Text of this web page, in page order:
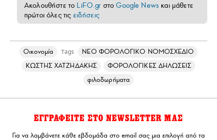
Ακολουθήστε το LiFO.gr στοGoogle News και μάθετε
πρώτοι όλες τις ειδήσεις
Οικονομία Tags
ΝΕΟ ΦΟΡΟΛΟΓΙΚΟ ΝΟΜΟΣΧΕΔΙΟ
ΚΩΣΤΗΣ ΧΑΤΖΗΔΑΚΗΣ
ΦΟΡΟΛΟΓΙΚΕΣ ΔΗΛΩΣΕΙΣ
φιλοδωρήματα
ΕΓΓΡΑΦΕΙΤΕ ΣΤΟ NEWSLETTER ΜΑΣ
Για να λαμβάνετε κάθε εβδομάδα στο email σας μια επιλογή από τα